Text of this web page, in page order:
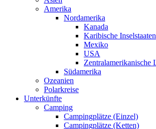
Amerika
Nordamerika
Kanada
Karibische Inselstaaten
Mexiko
USA
Zentralamerikanische
Südamerika
Ozeanien
Polarkreise
Unterkünfte
Camping
Campingplätze (Einzel)
Campingplätze (Ketten)